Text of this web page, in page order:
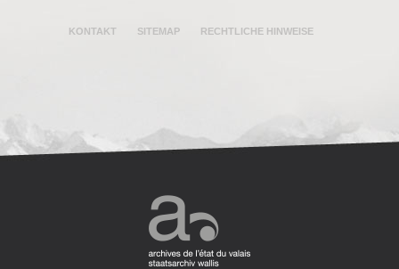
KONTAKT SITEMAP RECHTLICHE HINWEISE